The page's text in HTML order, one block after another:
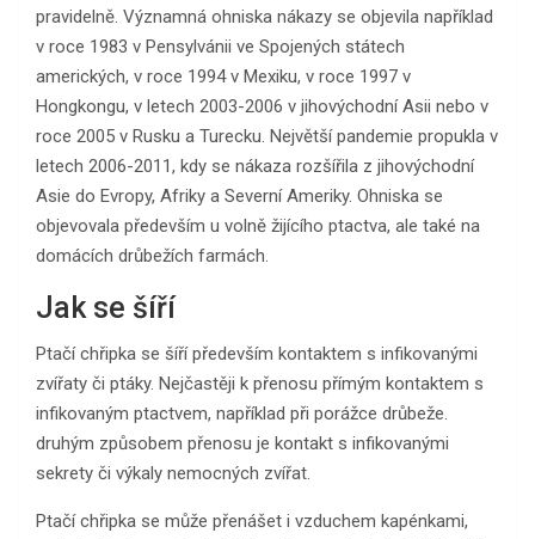
pravidelně. Významná ohniska nákazy se objevila například
v roce 1983 v Pensylvánii ve Spojených státech
amerických, v roce 1994 v Mexiku, v roce 1997 v
Hongkongu, v letech 2003-2006 v jihovýchodní Asii nebo v
roce 2005 v Rusku a Turecku. Největší pandemie propukla v
letech 2006-2011, kdy se nákaza rozšířila z jihovýchodní
Asie do Evropy, Afriky a Severní Ameriky. Ohniska se
objevovala především u volně žijícího ptactva, ale také na
domácích drůbežích farmách.
Jak se šíří
Ptačí chřipka se šíří především kontaktem s infikovanými
zvířaty či ptáky. Nejčastěji k přenosu přímým kontaktem s
infikovaným ptactvem, například při porážce drůbeže.
druhým způsobem přenosu je kontakt s infikovanými
sekrety či výkaly nemocných zvířat.
Ptačí chřipka se může přenášet i vzduchem kapénkami,